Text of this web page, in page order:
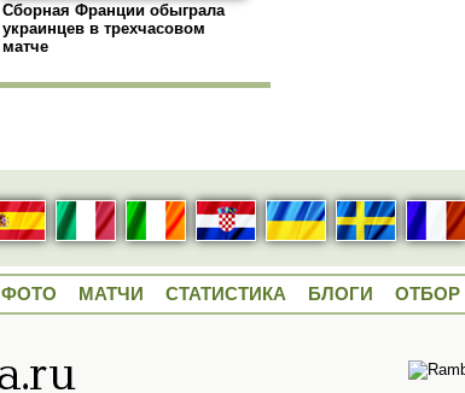
Сборная Франции обыграла
украинцев в трехчасовом
матче
ФОТО МАТЧИ СТАТИСТИКА БЛОГИ ОТБОР